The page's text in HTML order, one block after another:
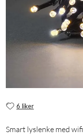
6 liker
Smart lyslenke med wifi